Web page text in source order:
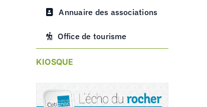
Annuaire des associations
Office de tourisme
KIOSQUE